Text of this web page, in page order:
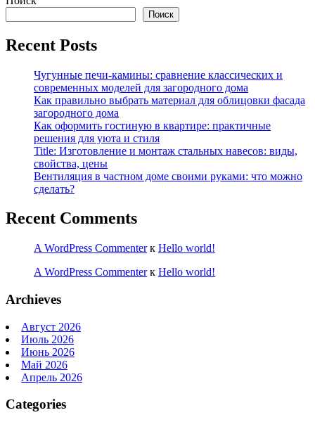
Поиск
Recent Posts
Чугунные печи-камины: сравнение классических и
современных моделей для загородного дома
Как правильно выбрать материал для облицовки фасада
загородного дома
Как оформить гостиную в квартире: практичные
решения для уюта и стиля
Title: Изготовление и монтаж стальных навесов: виды,
свойства, цены
Вентиляция в частном доме своими руками: что можно
сделать?
Recent Comments
A WordPress Commenterк Hello world!
A WordPress Commenterк Hello world!
Archieves
Август 2026
Июль 2026
Июнь 2026
Май 2026
Апрель 2026
Categories